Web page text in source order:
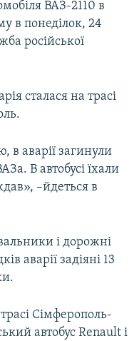
ВАЗ-2110 в
в понеділок, 24
російської
сталася на трасі
в аварії загинули
В автобусі їхали
–йдеться в
і дорожні
аварії задіяні 13
Сімферополь-
автобус Renault і